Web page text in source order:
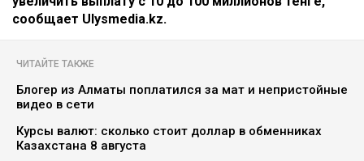
Коллаж Ulysmedia.kz
размере компенсации морального вреда по делу о
смертельном ДТП на проспекте аль-Фараби. Отец